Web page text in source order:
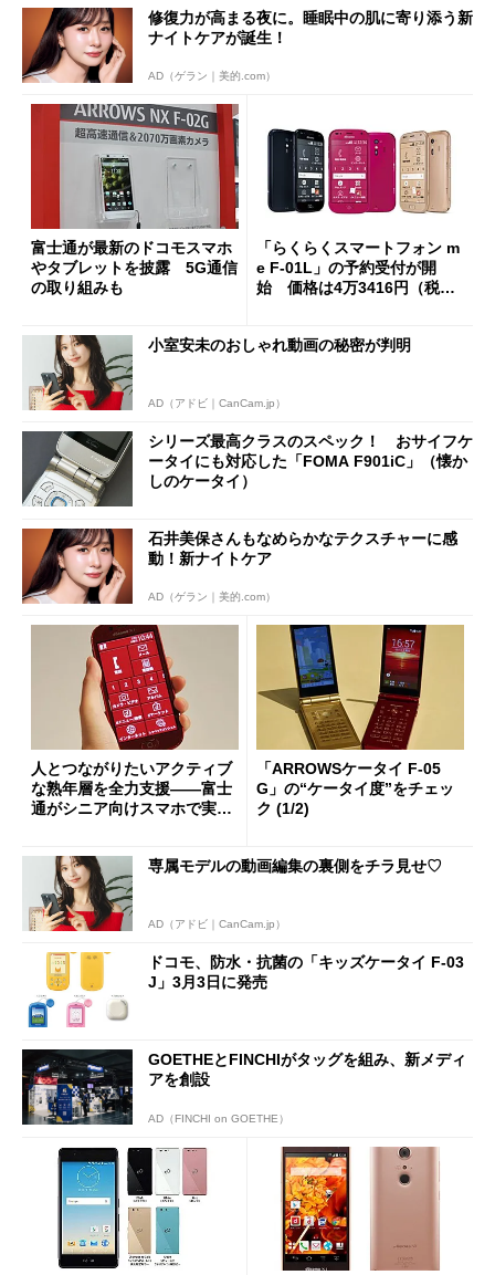
修復力が高まる夜に。睡眠中の肌に寄り添う新
ナイトケアが誕生！
AD（ゲラン｜美的.com）
富士通が最新のドコモスマホ
やタブレットを披露 5G通信
の取り組みも
「らくらくスマートフォン m
e F-01L」の予約受付が開
始 価格は4万3416円（税
小室安未のおしゃれ動画の秘密が判明
AD（アドビ｜CanCam.jp）
シリーズ最高クラスのスペック！ おサイフケ
ータイにも対応した「FOMA F901iC」（懐か
しのケータイ）
石井美保さんもなめらかなテクスチャーに感
動！新ナイトケア
AD（ゲラン｜美的.com）
人とつながりたいアクティブ
な熟年層を全力支援――富士
通がシニア向けスマホで実現
「ARROWSケータイ F-05
G」の“ケータイ度”をチェッ
ク (1/2)
専属モデルの動画編集の裏側をチラ見せ♡
AD（アドビ｜CanCam.jp）
ドコモ、防水・抗菌の「キッズケータイ F-03
J」3月3日に発売
GOETHEとFINCHIがタッグを組み、新メディ
アを創設
AD（FINCHI on GOETHE）